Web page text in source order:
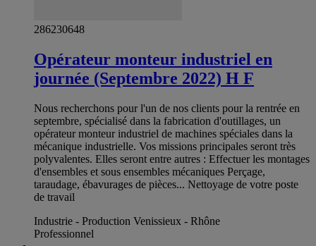
286230648
Opérateur monteur industriel en
journée (Septembre 2022) H F
Nous recherchons pour l'un de nos clients pour la rentrée en
septembre, spécialisé dans la fabrication d'outillages, un
opérateur monteur industriel de machines spéciales dans la
mécanique industrielle. Vos missions principales seront très
polyvalentes. Elles seront entre autres : Effectuer les montages
d'ensembles et sous ensembles mécaniques Perçage,
taraudage, ébavurages de pièces... Nettoyage de votre poste
de travail
Industrie - Production Venissieux - Rhône
Professionnel